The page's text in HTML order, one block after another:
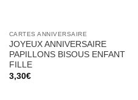
CARTES ANNIVERSAIRE
JOYEUX ANNIVERSAIRE
PAPILLONS BISOUS ENFANT
FILLE
3,30€